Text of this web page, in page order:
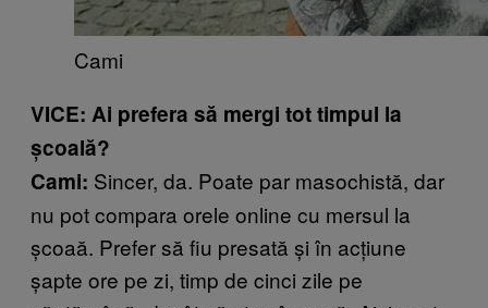
Cami
VICE: Ai prefera să mergi tot timpul la
școală?
Cami: Sincer, da. Poate par masochistă, dar
nu pot compara orele online cu mersul la
școaă. Prefer să fiu presată și în acțiune
șapte ore pe zi, timp de cinci zile pe